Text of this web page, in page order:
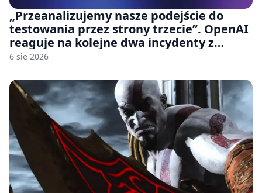
„Przeanalizujemy nasze podejście do
testowania przez strony trzecie”. OpenAI
reaguje na kolejne dwa incydenty z
udziałem autorskich modeli
6 sie 2026